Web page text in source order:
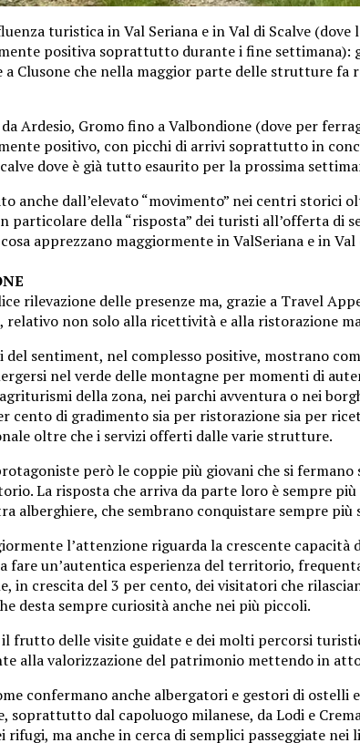
turistica in Val Seriana e in Val di Scalve
positiva soprattutto durante i fine settimana):
a Clusone che nella maggior parte delle strutture
Ardesio, Gromo fino a Valbondione (dove per
positivo, con picchi di arrivi soprattutto in
dove è già tutto esaurito per la prossima
anche dall’elevato “movimento” nei centri
particolare della “risposta” dei turisti all’offerta
apprezzano maggiormente in ValSeriana e in Val
rilevazione delle presenze ma, grazie a Travel
non solo alla ricettività e alla ristorazione
del sentiment, nel complesso positive, mostrano
nel verde delle montagne per momenti di
della zona, nei parchi avventura o nei
cento di gradimento sia per ristorazione sia per
oltre che i servizi offerti dalle varie strutture.
però le coppie più giovani che si
La risposta che arriva da parte loro è sempre
che sembrano conquistare sempre più
l’attenzione riguarda la crescente
fare un’autentica esperienza del territorio,
in crescita del 3 per cento, dei visitatori che
desta sempre curiosità anche nei più piccoli.
frutto delle visite guidate e dei molti percorsi
alla valorizzazione del patrimonio mettendo in
confermano anche albergatori e gestori di
soprattutto dal capoluogo milanese, da Lodi e
ma anche in cerca di semplici passeggiate